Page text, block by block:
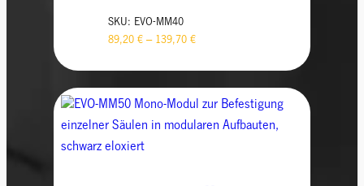
SKU: EVO-MM40
89,20€ – 139,70€